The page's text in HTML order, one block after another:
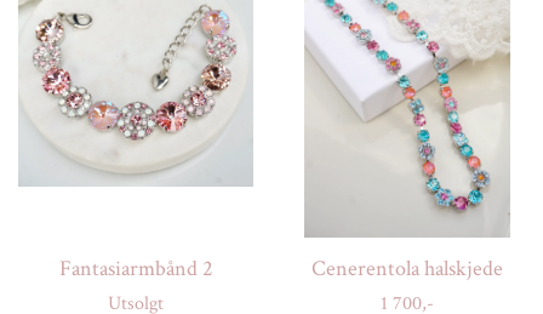
Fantasiarmbånd 2
Utsolgt
Cenerentola halskjede
1 700,-